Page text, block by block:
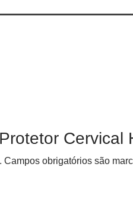
Cervical
Campos obrigatórios são